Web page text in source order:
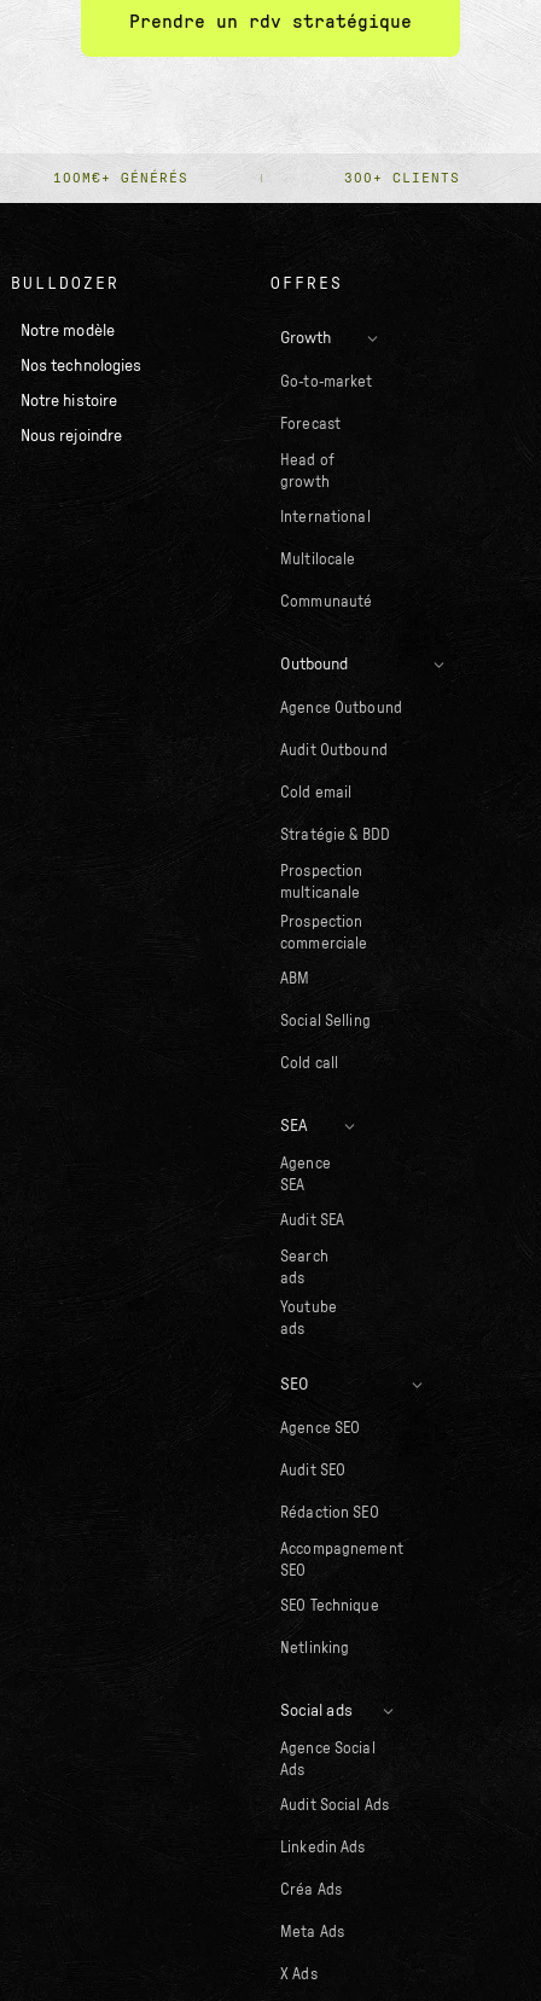
Prendre un rdv stratégique
100M€+ GÉNÉRÉS 300+ CLIENTS
BULLDOZER
Notre modèle
Nos technologies
Notre histoire
Nous rejoindre
OFFRES
Growth
Go-to-market
Forecast
Head of
growth
International
Multilocale
Communauté
Outbound
Agence Outbound
Audit Outbound
Cold email
Stratégie & BDD
Prospection
multicanale
Prospection
commerciale
ABM
Social Selling
Cold call
SEA
Agence
SEA
Audit SEA
Search
ads
Youtube
ads
SEO
Agence SEO
Audit SEO
Rédaction SEO
Accompagnement
SEO
SEO Technique
Netlinking
Social ads
Agence Social
Ads
Audit Social Ads
Linkedin Ads
Créa Ads
Meta Ads
X Ads